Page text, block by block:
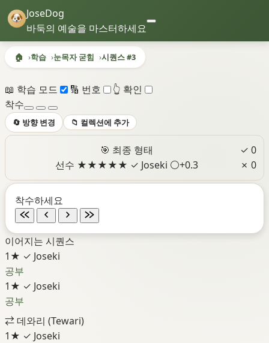
JoseDog
바둑의 예술을 마스터하세요
🏠 학습 눈목자 굳힘 시퀀스 #3
시퀀스 #3 - 눈목자 굳힘
착수하세요
📖 학습 모드 🔢 번호
👆 확인
착수
🔄 방향 변경 📁 컬렉션에 추가
🎯 최종 형태
선수 ★★★★★ ✓ Joseki ⚪+0.3
✓ 0
✗ 0
이어지는 시퀀스
1★ ✓ Joseki
공부
1★ ✓ Joseki
공부
⇄데와리 (Tewari)
1★ ✓ Joseki